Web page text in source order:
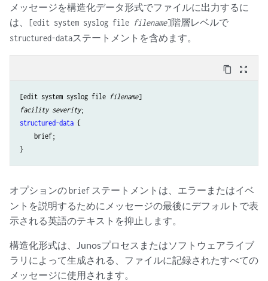
メッセージを構造化データ形式でファイルに出力するに
は、
[edit system syslog file filename]階層レベルで
structured-dataステートメントを含めます。
content_copy zoom_out_map
[edit system syslog file filename
facility severity
structured-data {
    brief;
オプションのbrief ステートメントは、エラーまたはイベ
ントを説明するためにメッセージの最後にデフォルトで表
示される英語のテキストを抑止します。
構造化形式は、Junosプロセスまたはソフトウェアライブ
ラリによって生成される、ファイルに記録されたすべての
メッセージに使用されます。